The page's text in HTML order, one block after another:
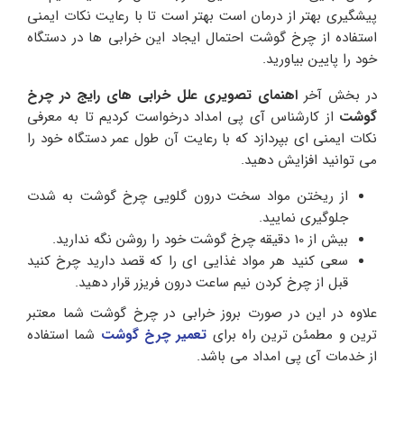
پیشگیری بهتر از درمان است بهتر است تا با رعایت نکات ایمنی
استفاده از چرخ گوشت احتمال ایجاد این خرابی ها در دستگاه
خود را پایین بیاورید.
در بخش آخر اهنمای تصویری علل خرابی های رایج در چرخ
گوشت از کارشناس آی پی امداد درخواست کردیم تا به معرفی
نکات ایمنی ای بپردازد که با رعایت آن طول عمر دستگاه خود را
می توانید افزایش دهید.
از ریختن مواد سخت درون گلویی چرخ گوشت به شدت
جلوگیری نمایید.
بیش از 10 دقیقه چرخ گوشت خود را روشن نگه ندارید.
سعی کنید هر مواد غذایی ای را که قصد دارید چرخ کنید
قبل از چرخ کردن نیم ساعت درون فریزر قرار دهید.
علاوه در این در صورت بروز خرابی در چرخ گوشت شما معتبر
ترین و مطمئن ترین راه برای تعمیر چرخ گوشت شما استفاده
از خدمات آی پی امداد می باشد.